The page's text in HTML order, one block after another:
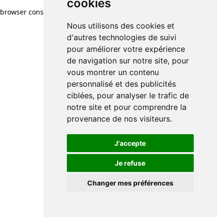
cookies
Nous utilisons des cookies et
d'autres technologies de suivi
pour améliorer votre expérience
de navigation sur notre site, pour
vous montrer un contenu
personnalisé et des publicités
ciblées, pour analyser le trafic de
notre site et pour comprendre la
provenance de nos visiteurs.
J'accepte
Je refuse
Changer mes préférences
browser console for more information)